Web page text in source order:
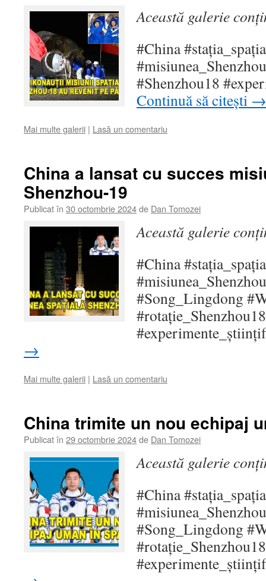
Această galerie
#China
#Shenzhou18
Continuă să citești →
Mai multe galerii | Lasă un comentariu
China a lansat cu succes
Shenzhou-19
Publicat în 30 octombrie 2024de Dan Tomozei
Această galerie
#China
#Song_Lingdong
#rotație_Shenzhou18
→
Mai multe galerii | Lasă un comentariu
China trimite un nou echipaj
Publicat în 29 octombrie 2024de Dan Tomozei
Această galerie
#China
#Song_Lingdong
#rotație_Shenzhou18